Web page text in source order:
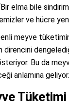
“Bir elma bile
ve hücre
meyve
direncini
Bu da
anlamına geliyor.
Tüketimi